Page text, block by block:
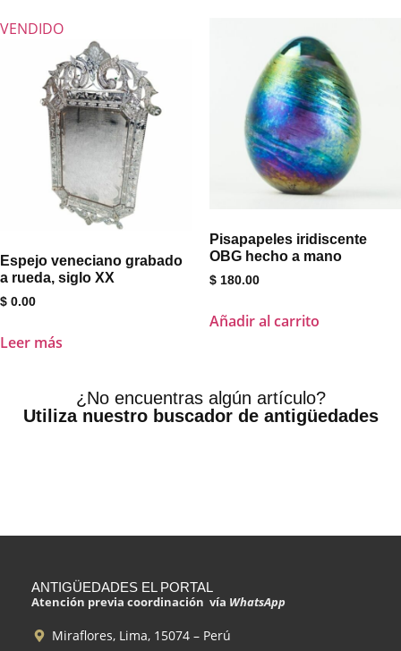
VENDIDO
Espejo veneciano grabado
a rueda, siglo XX
$ 0.00
Leer más
Pisapapeles iridiscente
OBG hecho a mano
$ 180.00
Añadir al carrito
¿No encuentras algún artículo?
Utiliza nuestro buscador de antigüedades
ANTIGÜEDADES EL PORTAL
Atención previa coordinación vía WhatsApp
Miraflores, Lima, 15074 – Perú